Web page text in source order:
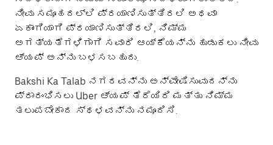
ನೀವು ಸಮೂಹದಲ್ಲಿ ಪ್ರಯಾಣಿಸುತ್ತಿರಲಿ ಅಥವಾ
ಏಕಾಂಗಿಯಾಗಿ ಪ್ರಯಾಣಿಸುತ್ತಿರಲಿ, ನಿಮ್ಮ
ಅಗತ್ಯತೆಗಳಿಗಾಗಿ ಸವಾರಿ ಆಯ್ಕೆಯನ್ನು ಹುಡುಕಲು ನೀವು
ಆ್ಯಪ್ ಅನ್ನು ಬಳಸಬಹುದು.
Bakshi Ka Talab ನಗರವನ್ನು ಅನ್ವೇಷಿಸುವುದನ್ನು
ಪ್ರಾರಂಭಿಸಲು Uber ಆ್ಯಪ್ ತೆರೆಯಿರಿ ಮತ್ತು ನಿಮ್ಮ
ತಲುಪಬೇಕಾದ ಸ್ಥಳವನ್ನು ನಮೂದಿಸಿ.